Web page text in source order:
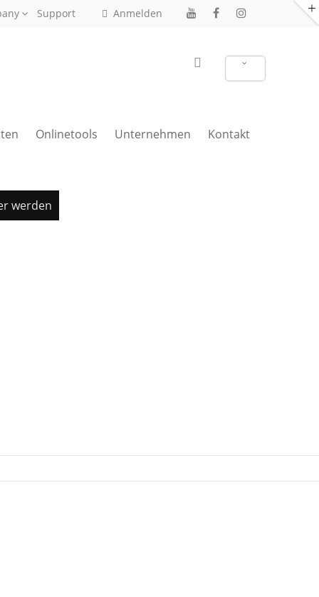
Support Anmelden
Onlinetools Unternehmen Kontakt
werden